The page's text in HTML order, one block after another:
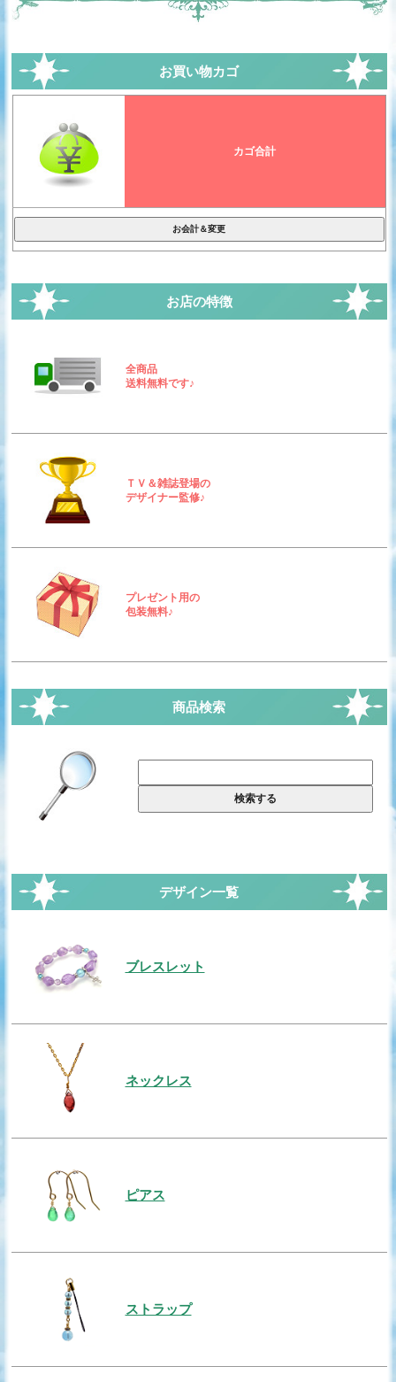
お買い物カゴ
カゴ合計
お店の特徴
全商品
送料無料です♪
ＴＶ＆雑誌登場の
デザイナー監修♪
プレゼント用の
包装無料♪
商品検索
デザイン一覧
ブレスレット
ネックレス
ピアス
ストラップ